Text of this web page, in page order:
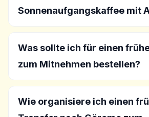
Sonnenaufgangskaffee mit
Was sollte ich für einen
zum Mitnehmen bestellen?
Wie organisiere ich einen